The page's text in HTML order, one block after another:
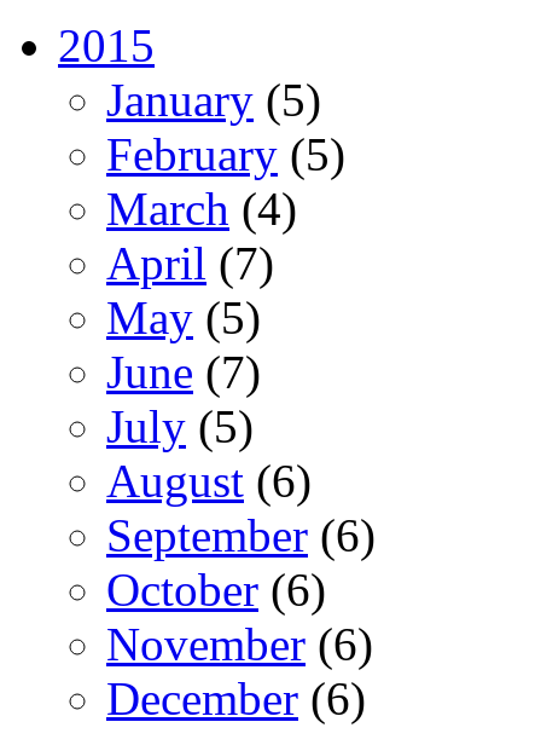
2015
January (5)
February (5)
March (4)
April (7)
May (5)
June (7)
July (5)
August (6)
September (6)
October (6)
November (6)
December (6)